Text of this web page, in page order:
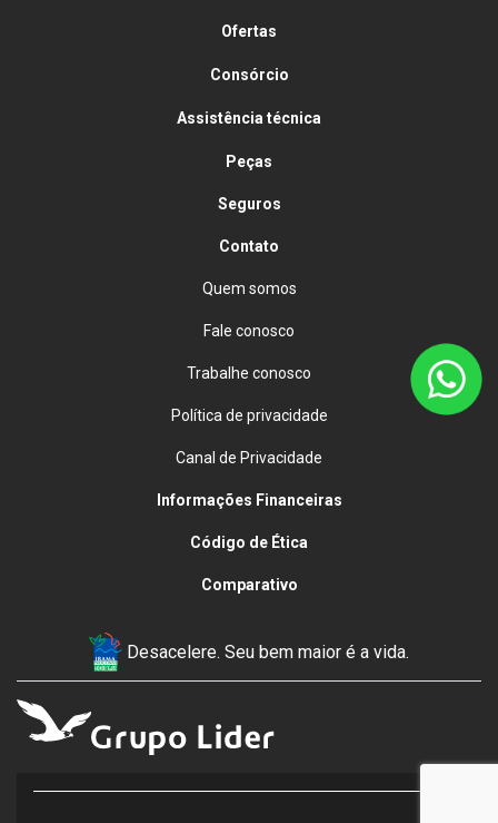
Ofertas
Consórcio
Assistência técnica
Peças
Seguros
Contato
Quem somos
Fale conosco
Trabalhe conosco
Política de privacidade
Canal de Privacidade
Informações Financeiras
Código de Ética
Comparativo
Desacelere. Seu bem maior é a vida.